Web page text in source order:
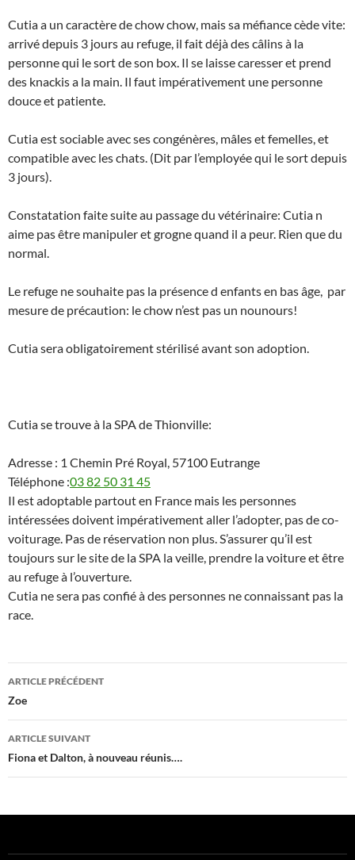
Cutia a un caractère de chow chow, mais sa méfiance cède vite:
arrivé depuis 3 jours au refuge, il fait déjà des câlins à la
personne qui le sort de son box. Il se laisse caresser et prend
des knackis a la main. Il faut impérativement une personne
douce et patiente.
Cutia est sociable avec ses congénères, mâles et femelles, et
compatible avec les chats. (Dit par l’employée qui le sort depuis
3 jours).
Constatation faite suite au passage du vétérinaire: Cutia n
aime pas être manipuler et grogne quand il a peur. Rien que du
normal.
Le refuge ne souhaite pas la présence d enfants en bas âge, par
mesure de précaution: le chow n’est pas un nounours!
Cutia sera obligatoirement stérilisé avant son adoption.
Cutia se trouve à la SPA de Thionville:
Adresse : 1 Chemin Pré Royal, 57100 Eutrange
Téléphone :03 82 50 31 45
Il est adoptable partout en France mais les personnes
intéressées doivent impérativement aller l’adopter, pas de co-
voiturage. Pas de réservation non plus. S’assurer qu’il est
toujours sur le site de la SPA la veille, prendre la voiture et être
au refuge à l’ouverture.
Cutia ne sera pas confié à des personnes ne connaissant pas la
race.
Navigation
des
articles
ARTICLE PRÉCÉDENT
Zoe
ARTICLE SUIVANT
Fiona et Dalton, à nouveau réunis….